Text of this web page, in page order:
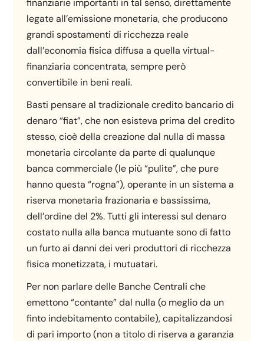
legate all’emissione monetaria, che producono
grandi spostamenti di ricchezza reale
dall’economia fisica diffusa a quella virtual-
finanziaria concentrata, sempre però
convertibile in beni reali.
Basti pensare al tradizionale credito bancario di
denaro “fiat”, che non esisteva prima del credito
stesso, cioè della creazione dal nulla di massa
monetaria circolante da parte di qualunque
banca commerciale (le più “pulite”, che pure
hanno questa “rogna”), operante in un sistema a
riserva monetaria frazionaria e bassissima,
dell’ordine del 2%. Tutti gli interessi sul denaro
costato nulla alla banca mutuante sono di fatto
un furto ai danni dei veri produttori di ricchezza
fisica monetizzata, i mutuatari.
Per non parlare delle Banche Centrali che
emettono “contante” dal nulla (o meglio da un
finto indebitamento contabile), capitalizzandosi
di pari importo (non a titolo di riserva a garanzia